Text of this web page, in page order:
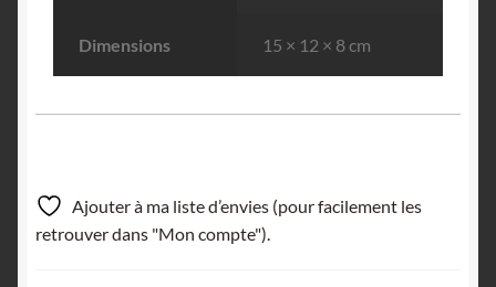
Dimensions 15 × 12 × 8 cm
Ajouter à ma liste d’envies (pour facilement les
retrouver dans "Mon compte").